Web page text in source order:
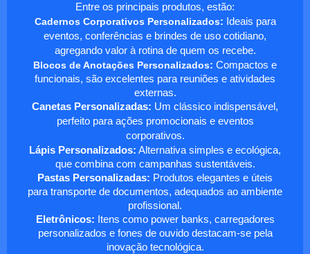
Entre os principais produtos, estão:
Cadernos Corporativos Personalizados: Ideais para
eventos, conferências e brindes de uso cotidiano,
agregando valor à rotina de quem os recebe.
Blocos de Anotações Personalizados: Compactos e
funcionais, são excelentes para reuniões e atividades
externas.
Canetas Personalizadas: Um clássico indispensável,
perfeito para ações promocionais e eventos
corporativos.
Lápis Personalizados: Alternativa simples e ecológica,
que combina com campanhas sustentáveis.
Pastas Personalizadas: Produtos elegantes e úteis
para transporte de documentos, adequados ao ambiente
profissional.
Eletrônicos: Itens como power banks, carregadores
personalizados e fones de ouvido destacam-se pela
inovação tecnológica.